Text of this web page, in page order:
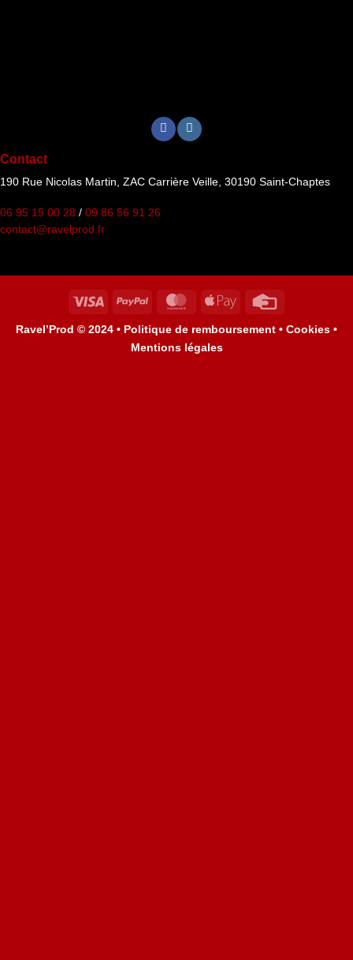
Contact
190 Rue Nicolas Martin, ZAC Carrière Veille, 30190 Saint-Chaptes
06 95 15 00 28 / 09 86 56 91 26
contact@ravelprod.fr
Visa PayPal MasterCardApple
Ravel’Prod © 2024 • Politique de remboursement • Cookies •
Mentions légales